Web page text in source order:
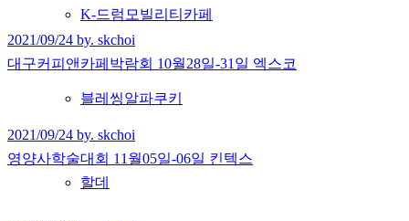
K-드럼모빌리티카페
블레씽알파쿠키
할데
2021/09/24 by. skchoi
대구커피앤카페박람회 10월28일-31일 엑스코
2021/09/24 by. skchoi
영양사학술대회 11월05일-06일 킨텍스